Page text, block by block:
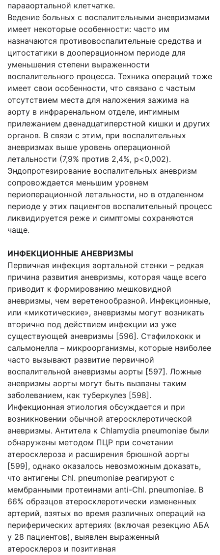
парааортальной клетчатке.
Ведение больных с воспалительными аневризмами
имеет некоторые особенности: часто им
назначаются противовоспалительные средства и
цитостатики в дооперационном периоде для
уменьшения степени выраженности
воспалительного процесса. Техника операций тоже
имеет свои особенности, что связано с частым
отсутствием места для наложения зажима на
аорту в инфраренальном отделе, интимным
прилежанием двенадцатиперстной кишки и других
органов. В связи с этим, при воспалительных
аневризмах выше уровень операционной
летальности (7,9% против 2,4%, p<0,002).
Эндопротезирование воспалительных аневризм
сопровождается меньшим уровнем
периоперационной летальности, но в отдаленном
периоде у этих пациентов воспалительный процесс
ликвидируется реже и симптомы сохраняются
чаще.
ИНФЕКЦИОННЫЕ АНЕВРИЗМЫ
Первичная инфекция аортальной стенки – редкая
причина развития аневризмы, которая чаще всего
приводит к формированию мешковидной
аневризмы, чем веретенообразной. Инфекционные,
или «микотические», аневризмы могут возникать
вторично под действием инфекции из уже
существующей аневризмы [596]. Стафилококк и
сальмонелла – микроорганизмы, которые наиболее
часто вызывают развитие первичной
воспалительной аневризмы аорты [597]. Ложные
аневризмы аорты могут быть вызваны таким
заболеванием, как туберкулез [598].
Инфекционная этиология обсуждается и при
возникновении обычной атеросклеротической
аневризмы. Антитела к Chlamydia pneumoniae были
обнаружены методом ПЦР при сочетании
атеросклероза и расширения брюшной аорты
[599], однако оказалось невозможным доказать,
что антигены Chl. pneumoniae реагируют с
мембранными протеинами anti-Chl. pneumoniae. В
66% образцов атеросклеротически измененных
артерий, взятых во время различных операций на
периферических артериях (включая резекцию AБA
у 28 пациентов), выявлен выраженный
атеросклероз и позитивная